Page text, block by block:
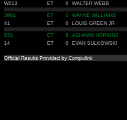
W213
ET 0 WALTER WEBB
3961 ET 0 WAYNE WILLIAMS
41
ET 0 LOUIS GREEN JR
530 ET 5 ASHAWN HOPKINS
14
ET 0 EVAN SULKOWSKI
Official Results Provided by Compulink